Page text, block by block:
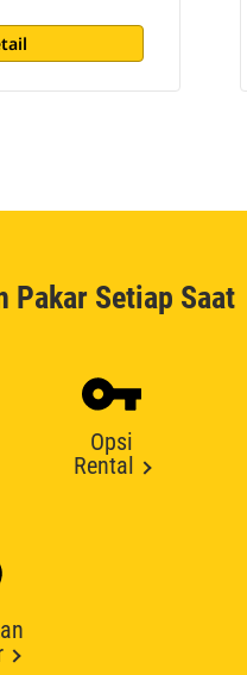
Pakar Setiap Saat
Opsi
Rental